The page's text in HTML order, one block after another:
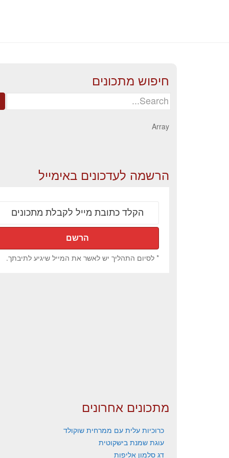
חיפוש מתכונים
Search
Array
הרשמה לעדכונים באימייל
* לסיום התהליך יש לאשר את המייל שיגיע לתיבתך.
מתכונים אחרונים
כרוכיות עלית עם ממרחית שוקולד
עוגת שמנת בישקוטית
דג סלמון אליפות